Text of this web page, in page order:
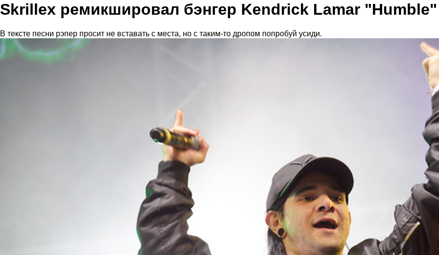
Skrillex ремикшировал бэнгер Kendrick Lamar "Humble"
В тексте песни рэпер просит не вставать с места, но с таким-то дропом попробуй усиди.